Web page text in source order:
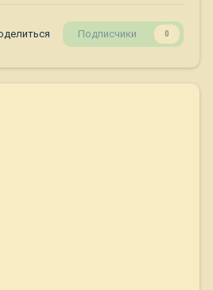
Подписчики 0